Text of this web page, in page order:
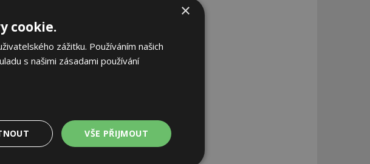
systémy.
se chce
za
a podle šesti
×
cookie.
zážitku. Používáním našich
s našimi zásadami používání
VŠE PŘIJMOUT